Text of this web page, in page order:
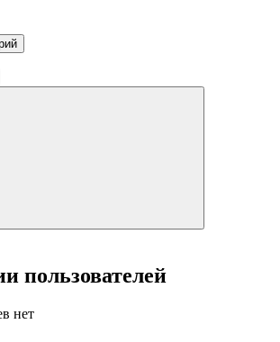
пользователей
нет